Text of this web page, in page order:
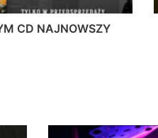
CD NAJNOWSZY